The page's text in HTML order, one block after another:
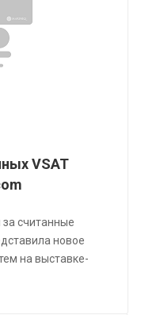
VSAT
считанные
новое
на выставке-